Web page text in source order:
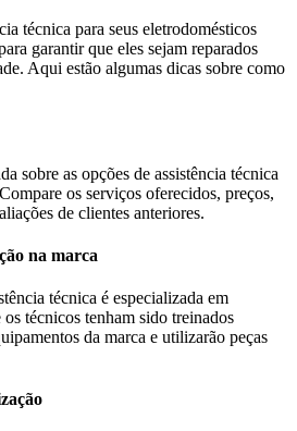
técnica para seus eletrodomésticos
garantir que eles sejam reparados
Aqui estão algumas dicas sobre como
sobre as opções de assistência técnica
os serviços oferecidos, preços,
de clientes anteriores.
na marca
técnica é especializada em
técnicos tenham sido treinados
da marca e utilizarão peças